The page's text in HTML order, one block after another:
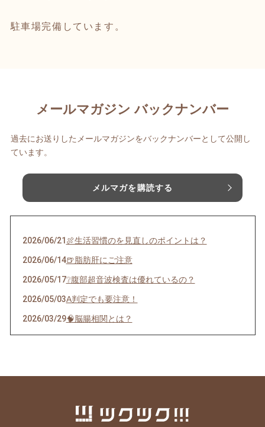
駐車場完備しています。
メールマガジン バックナンバー
過去にお送りしたメールマガジンをバックナンバーとして公開し
ています。
メルマガを購読する
2026/06/21 🍖生活習慣のを見直しのポイントは？
2026/06/14🍺脂肪肝にご注意
2026/05/17❔腹部超音波検査は優れているの？
2026/05/03A判定でも要注意！
2026/03/29🧠脳腸相関とは？
2026/02/01アスリートは風邪を引きやすい？
🚺自己免疫疾患には性別差はあるの？